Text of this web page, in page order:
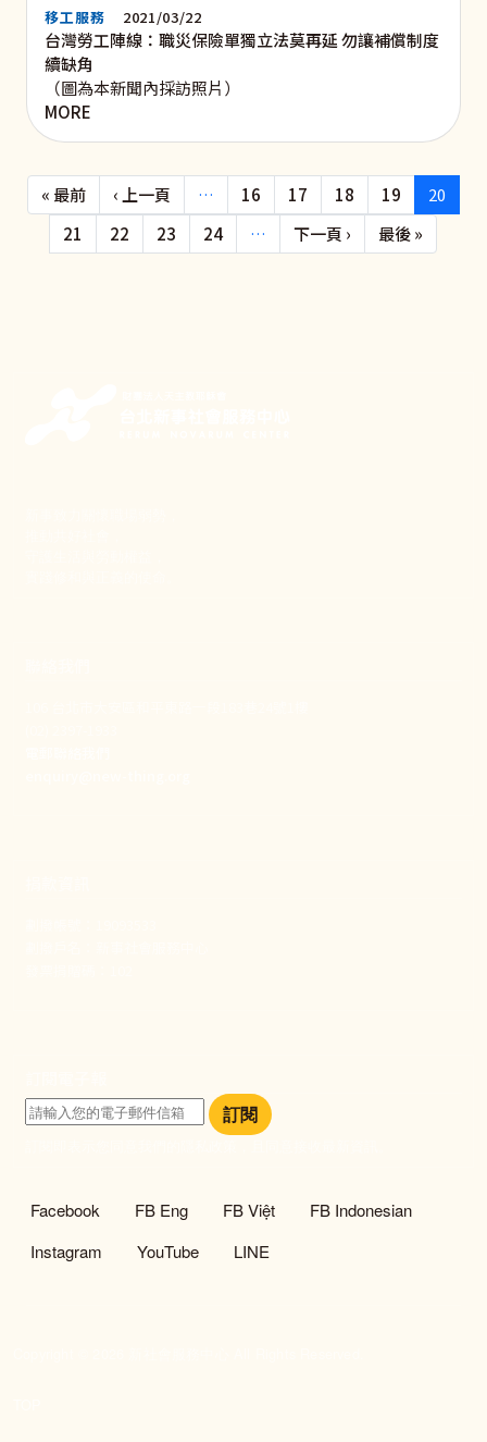
移工服務 2021/03/22
台灣勞工陣線：職災保險單獨立法莫再延 勿讓補償制度
續缺角
（圖為本新聞內採訪照片）
MORE
Pagination
« 最前First page
‹ 上一頁 Previous page
… 16 17 18 19
20
21
22 23 24 … 下一頁 › 下一頁最後 »
訂閱
社群選單
Facebook FB Eng FB Việt
FB Indonesian
Instagram
YouTube LINE